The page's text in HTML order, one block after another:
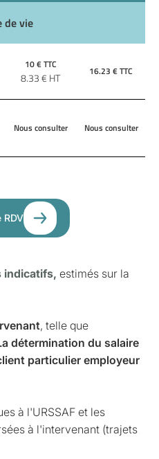
de vie
10€ TTC
8.33€ HT 16.23 € TTC
Nous consulter Nous consulter
RDV
indicatifs, estimés sur la
, telle que
détermination du salaire
particulier employeur
à l'URSSAF et les
à l'intervenant (trajets